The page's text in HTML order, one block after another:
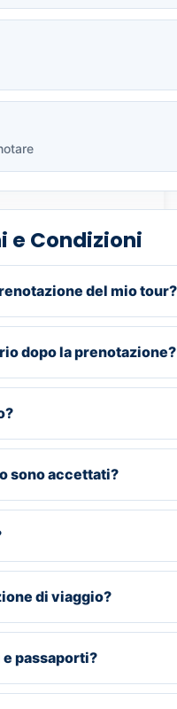
e Condizioni
del mio tour?
dopo la prenotazione?
sono accettati?
di viaggio?
passaporti?